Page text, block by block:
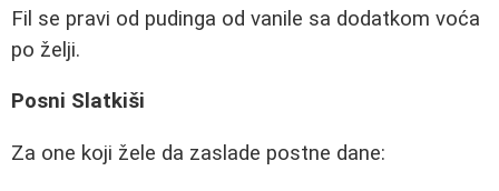
Fil se pravi od pudinga od vanile sa dodatkom voća
po želji.
Posni Slatkiši
Za one koji žele da zaslade postne dane: